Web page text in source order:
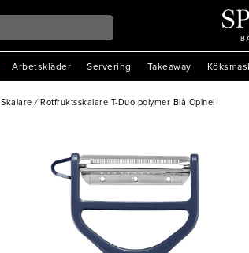
Arbetskläder Servering Takeaway
Skalare / Rotfruktsskalare T-Duo polymer Blå Opinel